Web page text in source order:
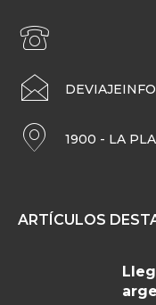
1900 - LA
ARTÍCULOS